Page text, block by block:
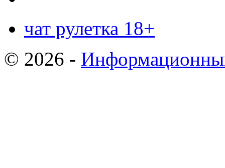
чат рулетка 18+
© 2026 -